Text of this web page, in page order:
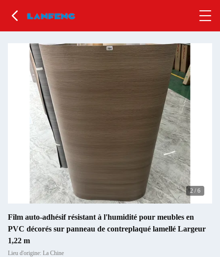
2 / 6
Film auto-adhésif résistant à l'humidité pour meubles en
PVC décorés sur panneau de contreplaqué lamellé Largeur
1,22 m
Lieu d'origine: La Chine